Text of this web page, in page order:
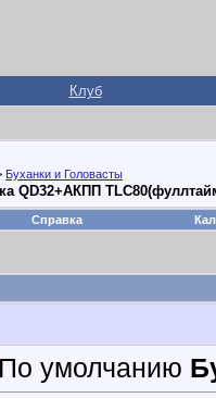
Клуб
Буханки и Головасты
QD32+АКПП
Справка